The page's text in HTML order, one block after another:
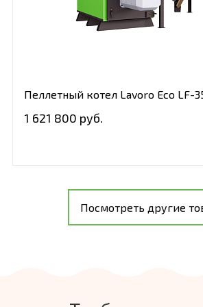
Пеллетный котел Lavoro Eco LF-
1 621 800 руб.
Посмотреть другие